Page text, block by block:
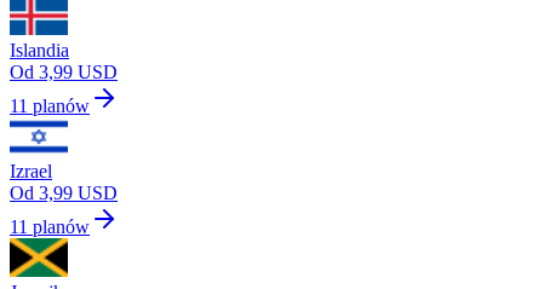
Islandia
Od 3,99 USD
11 planów
Izrael
Od 3,99 USD
11 planów